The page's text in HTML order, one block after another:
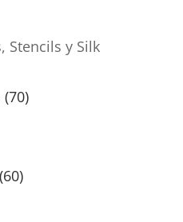
Stencils y Silk
(70)
(60)